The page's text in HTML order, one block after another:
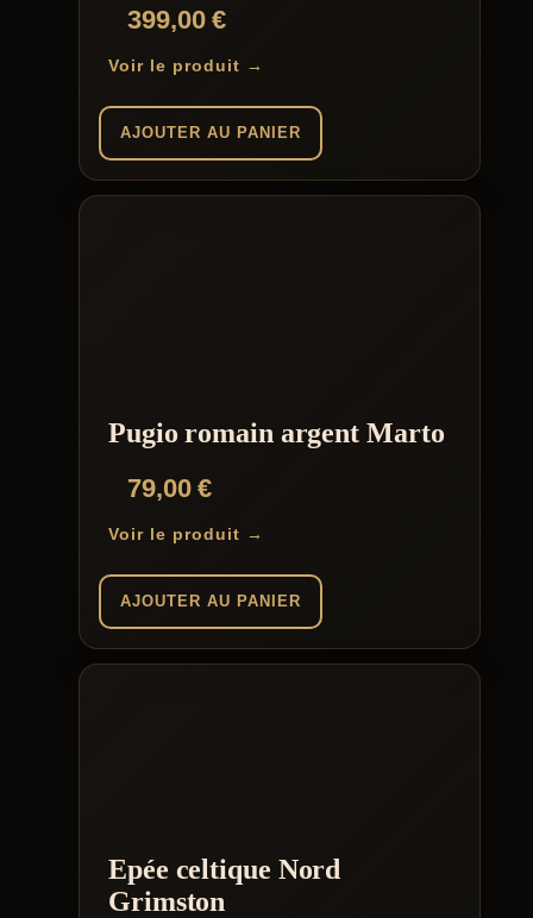
Note
5.00399,00€
Voir le produit →
AJOUTER AU PANIER
Pugio romain argent Marto
79,00€
Voir le produit →
AJOUTER AU PANIER
Epée celtique Nord
Grimston